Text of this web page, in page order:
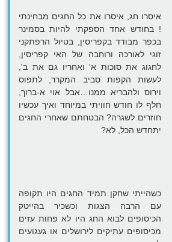
יצירת קשר
איסרו חג, איסרו את כל החגים מבחינתי
! בחודש אחד הספקתי להיות בסמינר
בכפר מבודד בקפריסין, בטיול הרפתקני
זוגי לאורכה ורוחבה של האי קפריסין,
לחגוג את סוכות א' ואחריו גם את ב',
לעשות הקפות סביב המקרר, לתפוס
וירוס ולהבריא ממנו…אבל אוי א-ברוך,
חלף לו חודש חוויתי במיוחד ואיך עכשיו
חוזרים לשגרה? הבטחתם שאחרי החגים
יתחדש הכל, לא?
כשהייתי שחקן תמיד החגים היו תקופה
עם הרבה הצגות וכשכיר בהייטק
הכיסופים לבוא החג היו לא פחות עזים
מכיסופים עתיקים לירושלים או געגועים